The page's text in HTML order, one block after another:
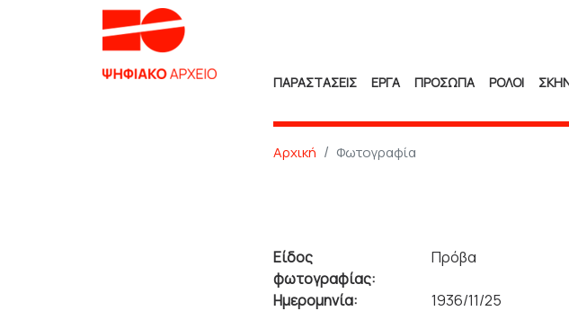
ΠΑΡΑΣΤΑΣΕΙΣ ΕΡΓΑ ΠΡΟΣΩΠΑ ΡΟΛΟΙ
Αρχική Φωτογραφία
Είδος
φωτογραφίας:
Πρόβα
Ημερομηνία: 1936/11/25